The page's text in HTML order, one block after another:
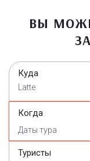
ВЫ
Куда
Latte
Когда
Туристы